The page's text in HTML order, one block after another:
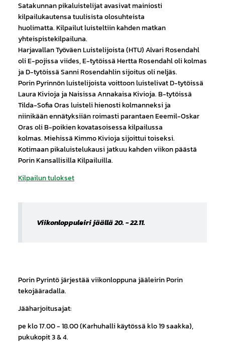
Satakunnan pikaluistelijat avasivat mainiosti
kilpailukautensa tuulisista olosuhteista
huolimatta. Kilpailut luisteltiin kahden matkan
yhteispistekilpailuna.
Harjavallan Työväen Luistelijoista (HTU) Alvari Rosendahl
oli E-pojissa viides, E-tytöissä Hertta Rosendahl oli kolmas
ja D-tytöissä Sanni Rosendahlin sijoitus oli neljäs.
Porin Pyrinnön luistelijoista voittoon luistelivat D-tytöissä
Laura Kivioja ja Naisissa Annakaisa Kivioja. B-tytöissä
Tilda-Sofia Oras luisteli hienosti kolmanneksi ja
niinikään ennätyksiiän roimasti parantaen Eeemil-Oskar
Oras oli B-poikien kovatasoisessa kilpailussa
kolmas. Miehissä Kimmo Kivioja sijoittui toiseksi.
Kotimaan pikaluistelukausi jatkuu kahden viikon päästä
Porin Kansallisilla Kilpailuilla.
Kilpailun tulokset
Viikonloppuleiri jäällä 20. - 22.11.
Porin Pyrintö järjestää viikonloppuna jääleirin Porin
tekojääradalla.
Jääharjoitusajat:
pe klo 17.00 - 18.00 (Karhuhalli käytössä klo 19 saakka),
pukukopit 3 & 4.